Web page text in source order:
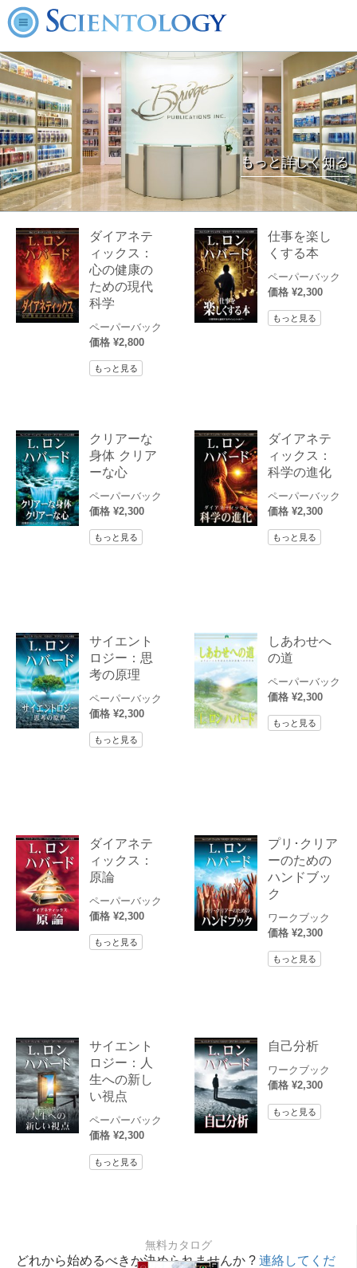
もっと詳しく知る
ダイアネテ
ィックス：
心の健康の
ための現代
科学
ペーパーバック
価格 ¥2,800
もっと見る
仕事を楽し
くする本
ペーパーバック
価格 ¥2,300
もっと見る
クリアーな
身体 クリア
ーな心
ペーパーバック
価格 ¥2,300
もっと見る
ダイアネテ
ィックス：
科学の進化
ペーパーバック
価格 ¥2,300
もっと見る
サイエント
ロジー：思
考の原理
ペーパーバック
価格 ¥2,300
もっと見る
しあわせへ
の道
ペーパーバック
価格 ¥2,300
もっと見る
ダイアネテ
ィックス：
原論
ペーパーバック
価格 ¥2,300
もっと見る
プリ･クリア
ーのための
ハンドブッ
ク
ワークブック
価格 ¥2,300
もっと見る
サイエント
ロジー：人
生への新し
い視点
ペーパーバック
価格 ¥2,300
もっと見る
自己分析
ワークブック
価格 ¥2,300
もっと見る
どれから始めるべきか決められませんか ? 連絡してくだ
無料カタログ